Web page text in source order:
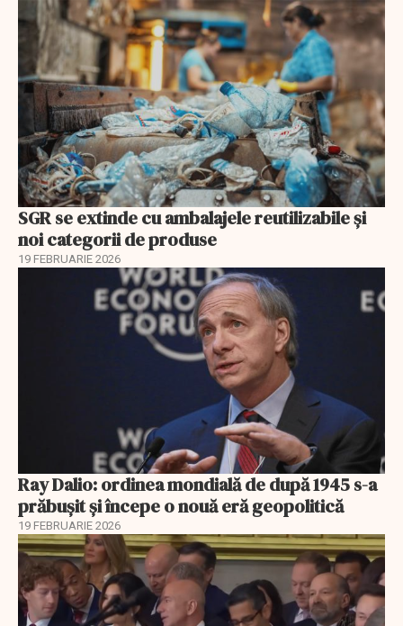
SGR se extinde cu ambalajele reutilizabile și
noi categorii de produse
19 FEBRUARIE 2026
Ray Dalio: ordinea mondială de după 1945 s-a
prăbușit și începe o nouă eră geopolitică
19 FEBRUARIE 2026